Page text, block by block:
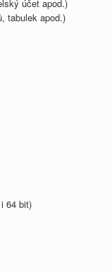
účet apod.)
tabulek apod.)
64 bit)